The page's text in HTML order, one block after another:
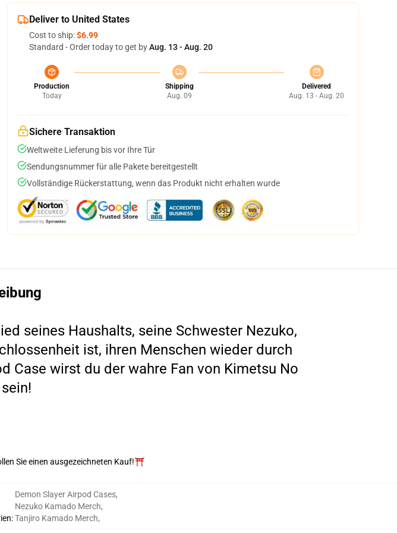
Deliver to United States
Cost to ship:$6.99
Standard - Order today to get byAug. 13 - Aug. 20
Production
Today
Shipping
Aug. 09
Delivered
Aug. 13 - Aug. 20
Sichere Transaktion
Weltweite Lieferung bis vor Ihre Tür
Sendungsnummer für alle Pakete bereitgestellt
Vollständige Rückerstattung, wenn das Produkt nicht erhalten wurde
seines Haushalts, seine Schwester Nezuko,
ist, ihren Menschen wieder durch
Case wirst du der wahre Fan von Kimetsu No
Sie einen ausgezeichneten Kauf!⛩️
:
Demon Slayer Airpod Cases,
Nezuko Kamado Merch,
Tanjiro Kamado Merch,